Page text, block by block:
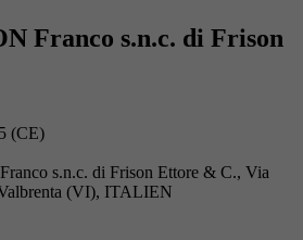
Franco s.n.c. di Frison
(CE)
s.n.c. di Frison Ettore & C., Via
(VI), ITALIEN